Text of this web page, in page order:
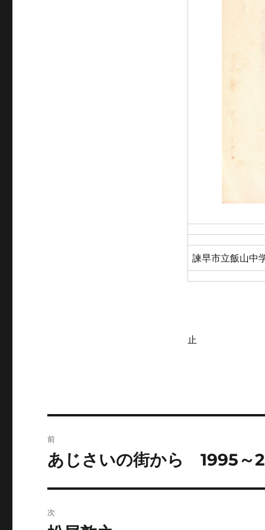
諫早市立飯山中
止
稿
前
前
投
稿:
あじさいの街から 1995～
次